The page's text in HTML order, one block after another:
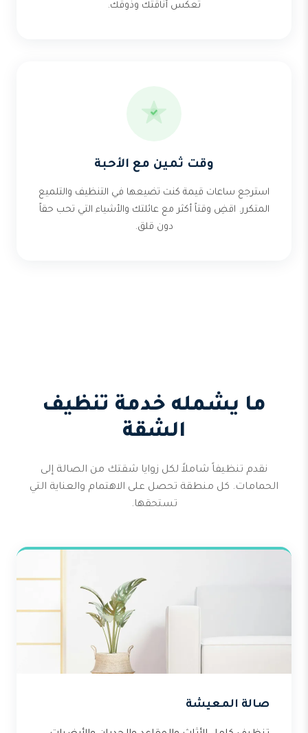
تعكس أناقتك وذوقك.
وقت ثمين مع الأحبة
استرجع ساعات قيمة كنت تضيعها في التنظيف والتلميع
المتكرر. اقضِ وقتاً أكثر مع عائلتك والأشياء التي تحب حقاً
دون قلق.
ما يشمله خدمة تنظيف
الشقة
نقدم تنظيفاً شاملاً لكل زوايا شقتك من الصالة إلى
الحمامات. كل منطقة تحصل على الاهتمام والعناية التي
تستحقها.
صالة المعيشة